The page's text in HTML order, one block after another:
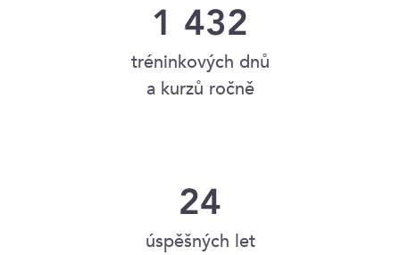
1 432
tréninkových dnů
a kurzů ročně
24
úspěšných let